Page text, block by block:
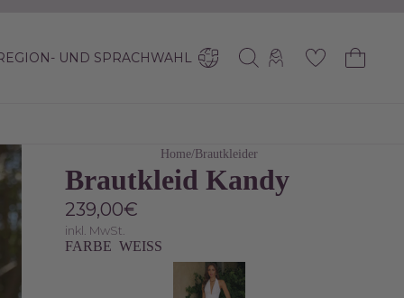
UND SPRACHWAHL
Home/ Brautkleider
Brautkleid Kandy
239,00€
inkl. MwSt.
FARBE WEISS